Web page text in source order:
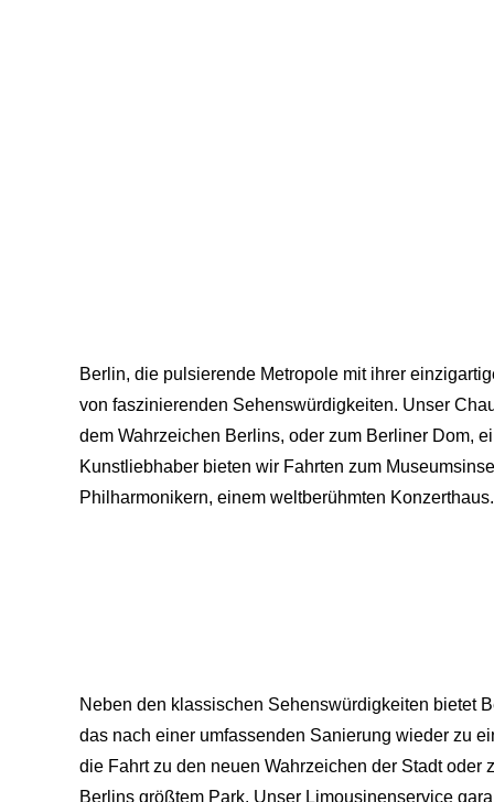
Berlin, die pulsierende Metropole mit ihrer
von faszinierenden Sehenswürdigkeiten. Unser
dem Wahrzeichen Berlins, oder zum Berliner Dom,
Kunstliebhaber bieten wir Fahrten zum
Philharmonikern, einem weltberühmten Konzerthaus.
Neben den klassischen Sehenswürdigkeiten bietet
das nach einer umfassenden Sanierung wieder zu
die Fahrt zu den neuen Wahrzeichen der Stadt
Berlins größtem Park. Unser Limousinenservice